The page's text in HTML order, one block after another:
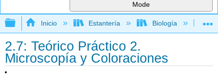
Mode
Expandir/contraer jerarquía global
Inicio Estantería Biología
2.7: Teórico Práctico 2.
Microscopía y Coloraciones